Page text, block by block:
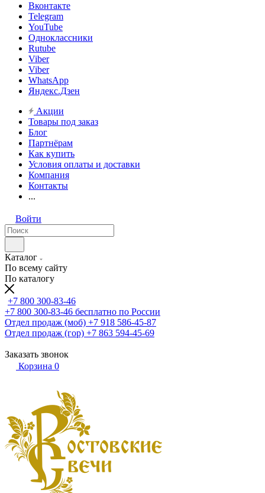
Вконтакте
Telegram
YouTube
Одноклассники
Rutube
Viber
Viber
WhatsApp
Яндекс.Дзен
Акции
Товары под заказ
Блог
Партнёрам
Как купить
Условия оплаты и доставки
Компания
Контакты
...
Войти
Каталог
По всему сайту
По каталогу
+7 800 300-83-46
+7 800 300-83-46 бесплатно по России
Отдел продаж (моб) +7 918 586-45-87
Отдел продаж (гор) +7 863 594-45-69
Заказать звонок
Корзина 0